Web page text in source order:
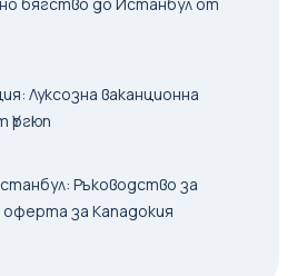
Луксозна ваканционна
Үргюп
Ръководство за
за Кападокия